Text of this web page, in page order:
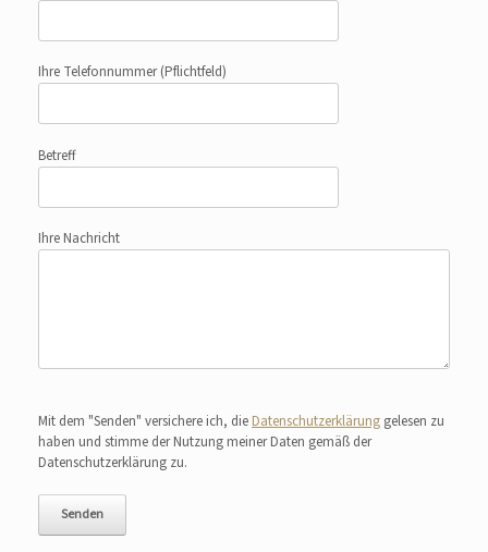
Ihre Telefonnummer(Pflichtfeld)
Betreff
Ihre Nachricht
Bitte lasse dieses Feld leer.
Mit dem "Senden" versichere ich, die Datenschutzerklärung gelesen zu
haben und stimme der Nutzung meiner Daten gemäß der
Datenschutzerklärung zu.